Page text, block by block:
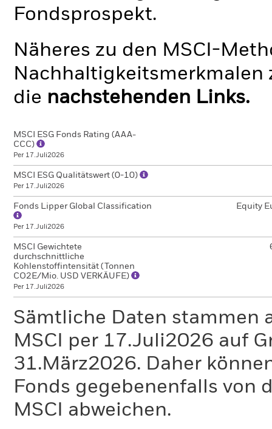
Fondsprospekt.
Näheres zu den MSCI-
Nachhaltigkeitsmerkmalen
die nachstehenden Links.
MSCI ESG Fonds Rating (AAA-
CCC)
Per 17.Juli2026
MSCI ESG Qualitätswert (0-10)
Per 17.Juli2026
Fonds Lipper Global Classification
Per 17.Juli2026
Equity
MSCI Gewichtete
durchschnittliche
Kohlenstoffintensität (Tonnen
CO2E/Mio. USD VERKÄUFE)
Per 17.Juli2026
Sämtliche Daten stammen
MSCI per 17.Juli2026 auf
31.März2026. Daher
Fonds gegebenenfalls von
MSCI abweichen.